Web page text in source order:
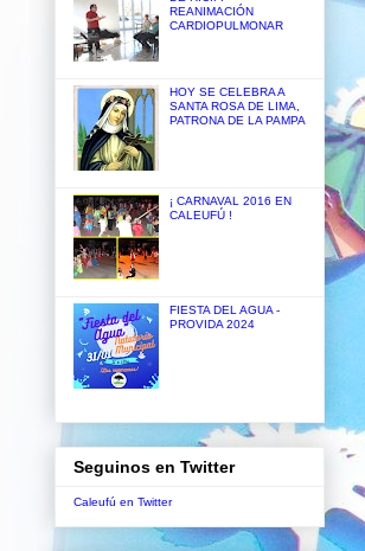
REANIMACIÓN
CARDIOPULMONAR
HOY SE CELEBRA A
SANTA ROSA DE LIMA,
PATRONA DE LA PAMPA
¡ CARNAVAL 2016 EN
CALEUFÚ !
FIESTA DEL AGUA -
PROVIDA 2024
Seguinos en Twitter
Caleufú en Twitter